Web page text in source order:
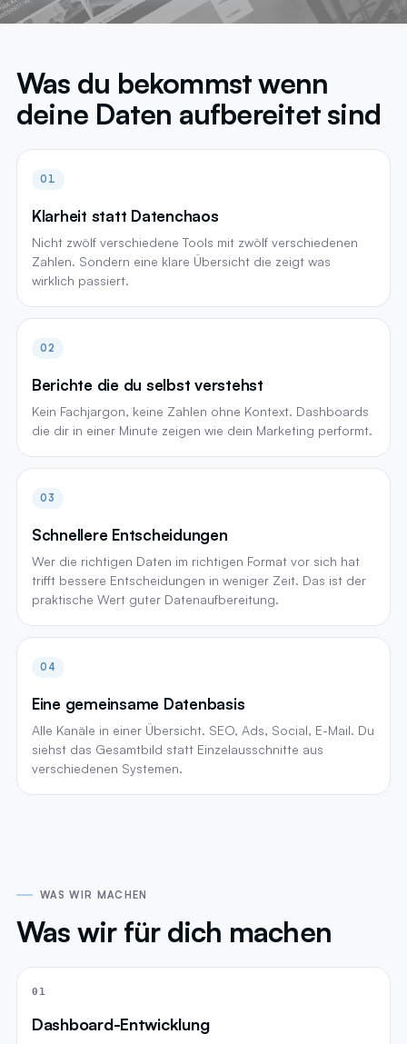
Was du bekommst wenn
deine Daten aufbereitet sind
01
Klarheit statt Datenchaos
Nicht zwölf verschiedene Tools mit zwölf verschiedenen
Zahlen. Sondern eine klare Übersicht die zeigt was
wirklich passiert.
02
Berichte die du selbst verstehst
Kein Fachjargon, keine Zahlen ohne Kontext. Dashboards
die dir in einer Minute zeigen wie dein Marketing performt.
03
Schnellere Entscheidungen
Wer die richtigen Daten im richtigen Format vor sich hat
trifft bessere Entscheidungen in weniger Zeit. Das ist der
praktische Wert guter Datenaufbereitung.
04
Eine gemeinsame Datenbasis
Alle Kanäle in einer Übersicht. SEO, Ads, Social, E-Mail. Du
siehst das Gesamtbild statt Einzelausschnitte aus
verschiedenen Systemen.
WAS WIR MACHEN
Was wir für dich machen
01
Dashboard-Entwicklung